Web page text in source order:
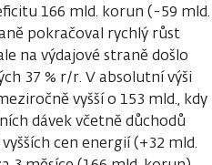
166 mld. korun (-59 mld.
pokračoval rychlý růst
na výdajové straně došlo
37 % r/r. V absolutní výši
vyšší o 153 mld., kdy
dávek včetně důchodů
cen energií (+32 mld.